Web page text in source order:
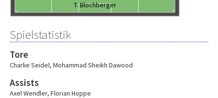
T. Blochberger
Spielstatistik
Tore
Charlie Seidel, Mohammad Sheikh Dawood
Assists
Axel Wendler, Florian Hoppe